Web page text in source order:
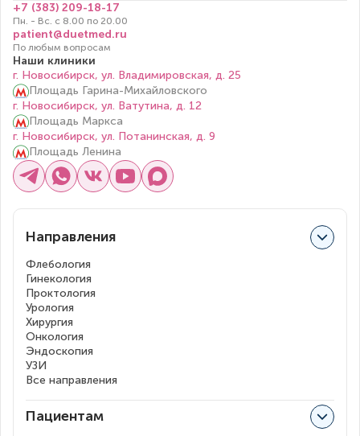
+7 (383) 209-18-17
Пн. - Вс. с 8.00 по 20.00
patient@duetmed.ru
По любым вопросам
Наши клиники
г. Новосибирск, ул. Владимировская, д. 25
Площадь Гарина-Михайловского
г. Новосибирск, ул. Ватутина, д. 12
Площадь Маркса
г. Новосибирск, ул. Потанинская, д. 9
Площадь Ленина
Направления
Флебология
Гинекология
Проктология
Урология
Хирургия
Онкология
Эндоскопия
УЗИ
Все направления
Пациентам